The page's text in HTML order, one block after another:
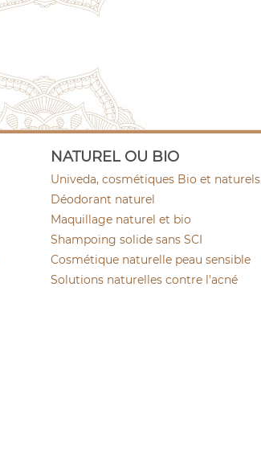
NATUREL OU BIO
Univeda, cosmétiques Bio et naturels
Déodorant naturel
Maquillage naturel et bio
Shampoing solide sans SCI
Cosmétique naturelle peau sensible
Solutions naturelles contre l'acné